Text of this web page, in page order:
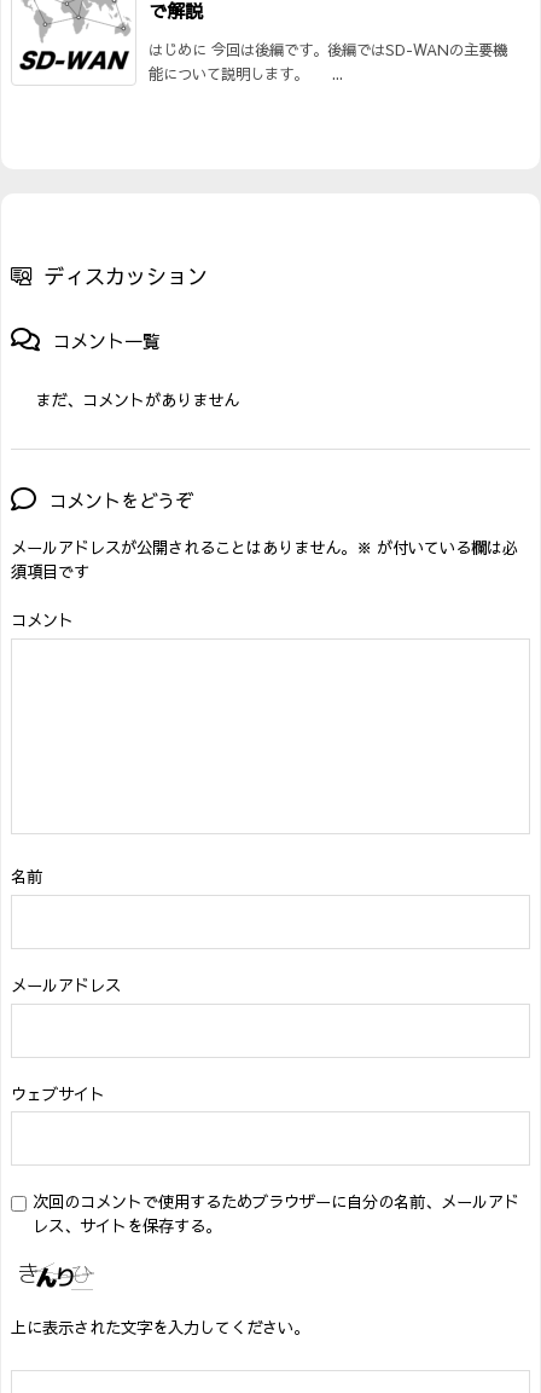
で解説
はじめに 今回は後編です。後編ではSD-WANの主要機
能について説明します。 ...
ディスカッション
コメント一覧
まだ、コメントがありません
コメントをどうぞ
メールアドレスが公開されることはありません。 ※ が付いている欄は必
須項目です
コメント
名前
メールアドレス
ウェブサイト
次回のコメントで使用するためブラウザーに自分の名前、メールアド
レス、サイトを保存する。
上に表示された文字を入力してください。